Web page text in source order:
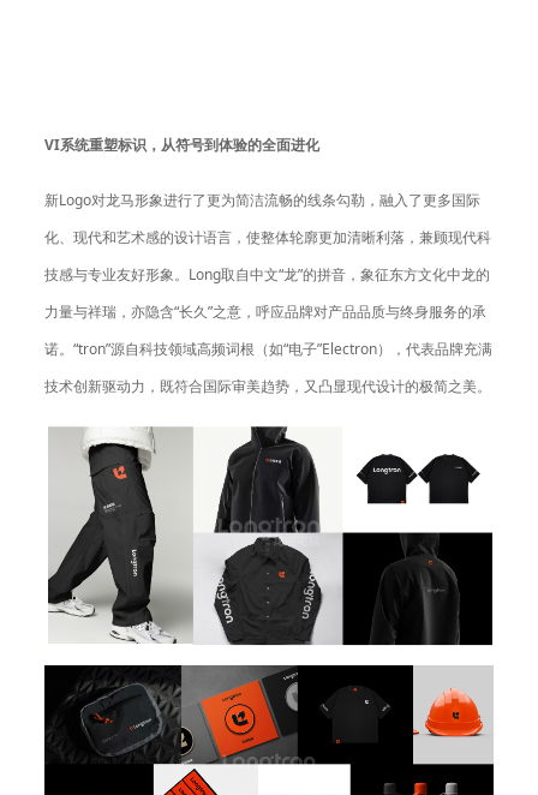
VI系统重塑标识，从符号到体验的全面进化
新Logo对龙马形象进行了更为简洁流畅的线条勾勒，融入了更多国际
化、现代和艺术感的设计语言，使整体轮廓更加清晰利落，兼顾现代科
技感与专业友好形象。Long取自中文“龙”的拼音，象征东方文化中龙的
力量与祥瑞，亦隐含“长久”之意，呼应品牌对产品品质与终身服务的承
诺。“tron”源自科技领域高频词根（如“电子”Electron），代表品牌充满
技术创新驱动力，既符合国际审美趋势，又凸显现代设计的极简之美。